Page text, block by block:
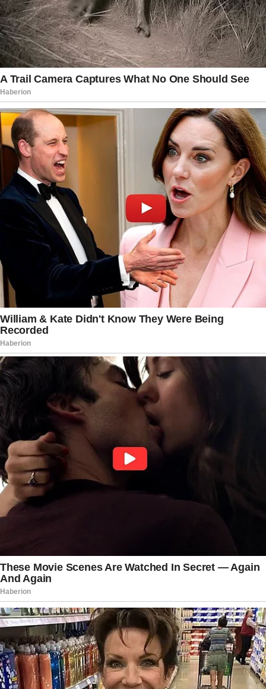
O objetivo é verificar se houve mortes suspeitas
com características semelhantes, o que pode
ampliar significativamente o alcance do
inquérito.
Durante os interrogatórios, os técnicos
inicialmente negaram qualquer irregularidade e
afirmaram que apenas cumpriam prescrições
médicas. No entanto, ao serem confrontados
com vídeos, depoimentos e análises técnicas,
passaram a apresentar versões contraditórias.
Investigadores descrevem a postura do trio
como fria, técnica e sem demonstração de
arrependimento.
Celulares, computadores e outros dispositivos
eletrônicos apreendidos seguem sob perícia. A
polícia busca mensagens, pesquisas e registros
que indiquem motivação, planejamento ou troca
de informações entre os suspeitos. A chamada
Operação Anúbis, que resultou nas prisões,
continua em andamento, e a expectativa é de
que o inquérito seja concluído nas próximas
semanas.
As defesas sustentam a inocência dos
investigados e afirmam que o caso ainda está em
autoridades ao identificar irregularidades e
garante colaboração total com as investigações.